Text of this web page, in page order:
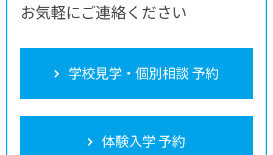
お気軽にご連絡ください
学校見学・個別相談 予約
体験入学 予約